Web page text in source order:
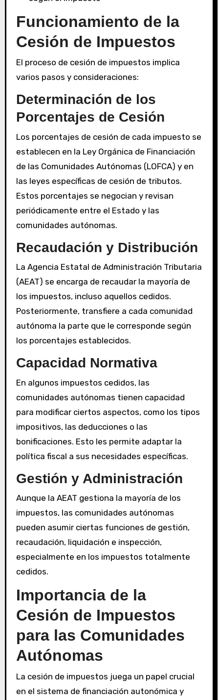
Funcionamiento de la
Cesión de Impuestos
El proceso de cesión de impuestos implica
varios pasos y consideraciones:
Determinación de los
Porcentajes de Cesión
Los porcentajes de cesión de cada impuesto se
establecen en la Ley Orgánica de Financiación
de las Comunidades Autónomas (LOFCA) y en
las leyes específicas de cesión de tributos.
Estos porcentajes se negocian y revisan
periódicamente entre el Estado y las
comunidades autónomas.
Recaudación y Distribución
La Agencia Estatal de Administración Tributaria
(AEAT) se encarga de recaudar la mayoría de
los impuestos, incluso aquellos cedidos.
Posteriormente, transfiere a cada comunidad
autónoma la parte que le corresponde según
los porcentajes establecidos.
Capacidad Normativa
En algunos impuestos cedidos, las
comunidades autónomas tienen capacidad
para modificar ciertos aspectos, como los tipos
impositivos, las deducciones o las
bonificaciones. Esto les permite adaptar la
política fiscal a sus necesidades específicas.
Gestión y Administración
Aunque la AEAT gestiona la mayoría de los
impuestos, las comunidades autónomas
pueden asumir ciertas funciones de gestión,
recaudación, liquidación e inspección,
especialmente en los impuestos totalmente
cedidos.
Importancia de la
Cesión de Impuestos
para las Comunidades
Autónomas
La cesión de impuestos juega un papel crucial
en el sistema de financiación autonómica y